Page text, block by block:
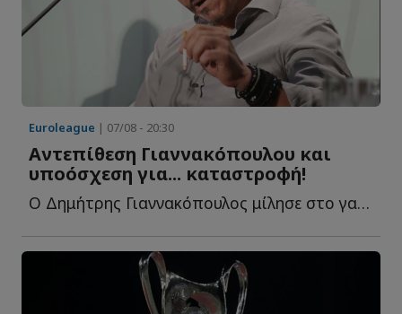
Euroleague | 07/08 - 20:30
Αντεπίθεση Γιαννακόπουλου και
υποόσχεση για... καταστροφή!
Ο Δημήτρης Γιαννακόπουλος μίλησε στο γαλλικό κανάλι Eu...